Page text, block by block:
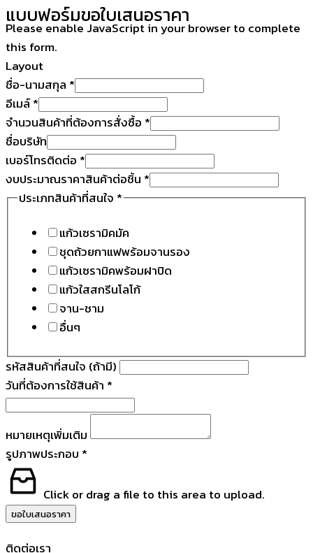
แบบฟอร์มขอใบเสนอราคา
Please enable JavaScript in your browser to complete
this form.
Layout
ชื่อ-นามสกุล *
อีเมล์*
จำนวนสินค้าที่ต้องการสั่งซื้อ *
ชื่อบริษัท
เบอร์โทรติดต่อ *
งบประมาณราคาสินค้าต่อชิ้น *
ประเภทสินค้าที่สนใจ *
แก้วเซรามิคมัค
ชุดถ้วยกาแฟพร้อมจานรอง
แก้วเซรามิคพร้อมฝาปิด
แก้วใสสกรีนโลโก้
จาน-ชาม
อื่นๆ
รหัสสินค้าที่สนใจ (ถ้ามี)
วันที่ต้องการใช้สินค้า *
หมายเหตุเพิ่มเติม
รูปภาพประกอบ *
Click or drag a file to this area to upload.
ขอใบเสนอราคา
ติดต่อเรา